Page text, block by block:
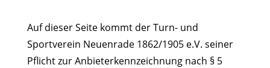
Auf dieser Seite kommt der Turn- und
Sportverein Neuenrade 1862/1905 e.V. seiner
Pflicht zur Anbieterkennzeichnung nach § 5